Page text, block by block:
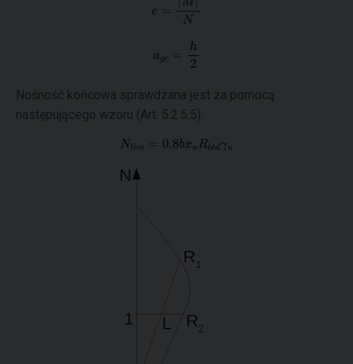
Nośność końcowa sprawdzana jest za pomocą
następującego wzoru (Art. 5.2.5.5):